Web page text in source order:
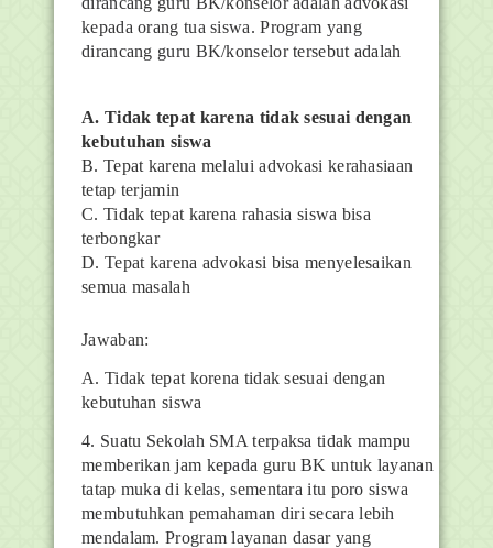
kepada orang tua siswa. Program yang
dirancang guru BK/konselor tersebut adalah
A. Tidak tepat karena tidak sesuai dengan
kebutuhan siswa
B. Tepat karena melalui advokasi kerahasiaan
tetap terjamin
C. Tidak tepat karena rahasia siswa bisa
terbongkar
D. Tepat karena advokasi bisa menyelesaikan
semua masalah
Jawaban:
A. Tidak tepat korena tidak sesuai dengan
kebutuhan siswa
4. Suatu Sekolah SMA terpaksa tidak mampu
memberikan jam kepada guru BK untuk layanan
tatap muka di kelas, sementara itu poro siswa
membutuhkan pemahaman diri secara lebih
mendalam. Program layanan dasar yang